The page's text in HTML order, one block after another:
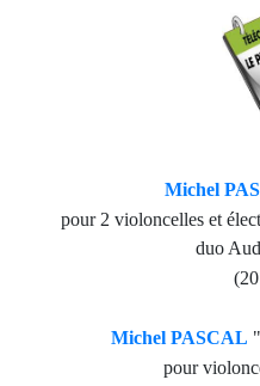
Michel
pour 2 violoncelles et
duo
Michel PASCAL "
pour